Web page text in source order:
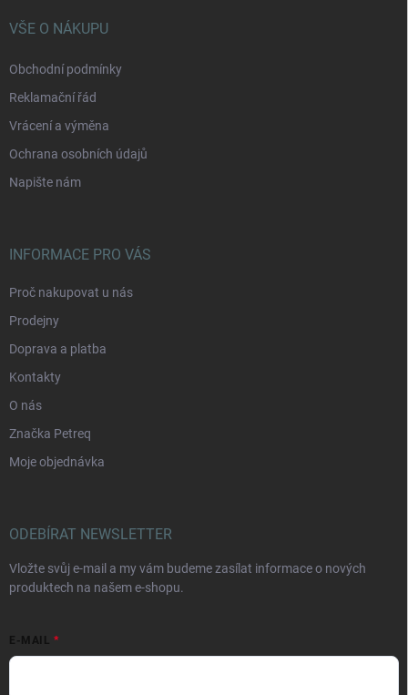
VŠE O NÁKUPU
Obchodní podmínky
Reklamační řád
Vrácení a výměna
Ochrana osobních údajů
Napište nám
INFORMACE PRO VÁS
Proč nakupovat u nás
Prodejny
Doprava a platba
Kontakty
O nás
Značka Petreq
Moje objednávka
ODEBÍRAT NEWSLETTER
Vložte svůj e-mail a my vám budeme zasílat informace o nových
produktech na našem e-shopu.
E-MAIL